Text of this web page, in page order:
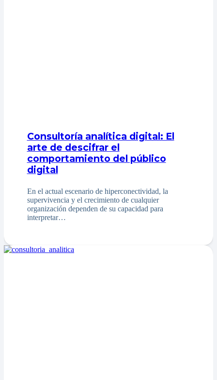
Consultoría analítica digital: El
arte de descifrar el
comportamiento del público
digital
En el actual escenario de hiperconectividad, la
supervivencia y el crecimiento de cualquier
organización dependen de su capacidad para
interpretar…